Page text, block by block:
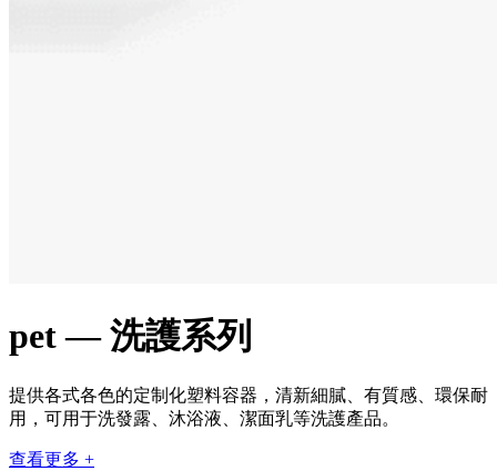
pet — 洗護系列
提供各式各色的定制化塑料容器，清新細膩、有質感、環保耐
用，可用于洗發露、沐浴液、潔面乳等洗護產品。
查看更多 +